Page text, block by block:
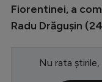
Fiorentinei, a
Radu Drăgușin
Nu rata știrile,